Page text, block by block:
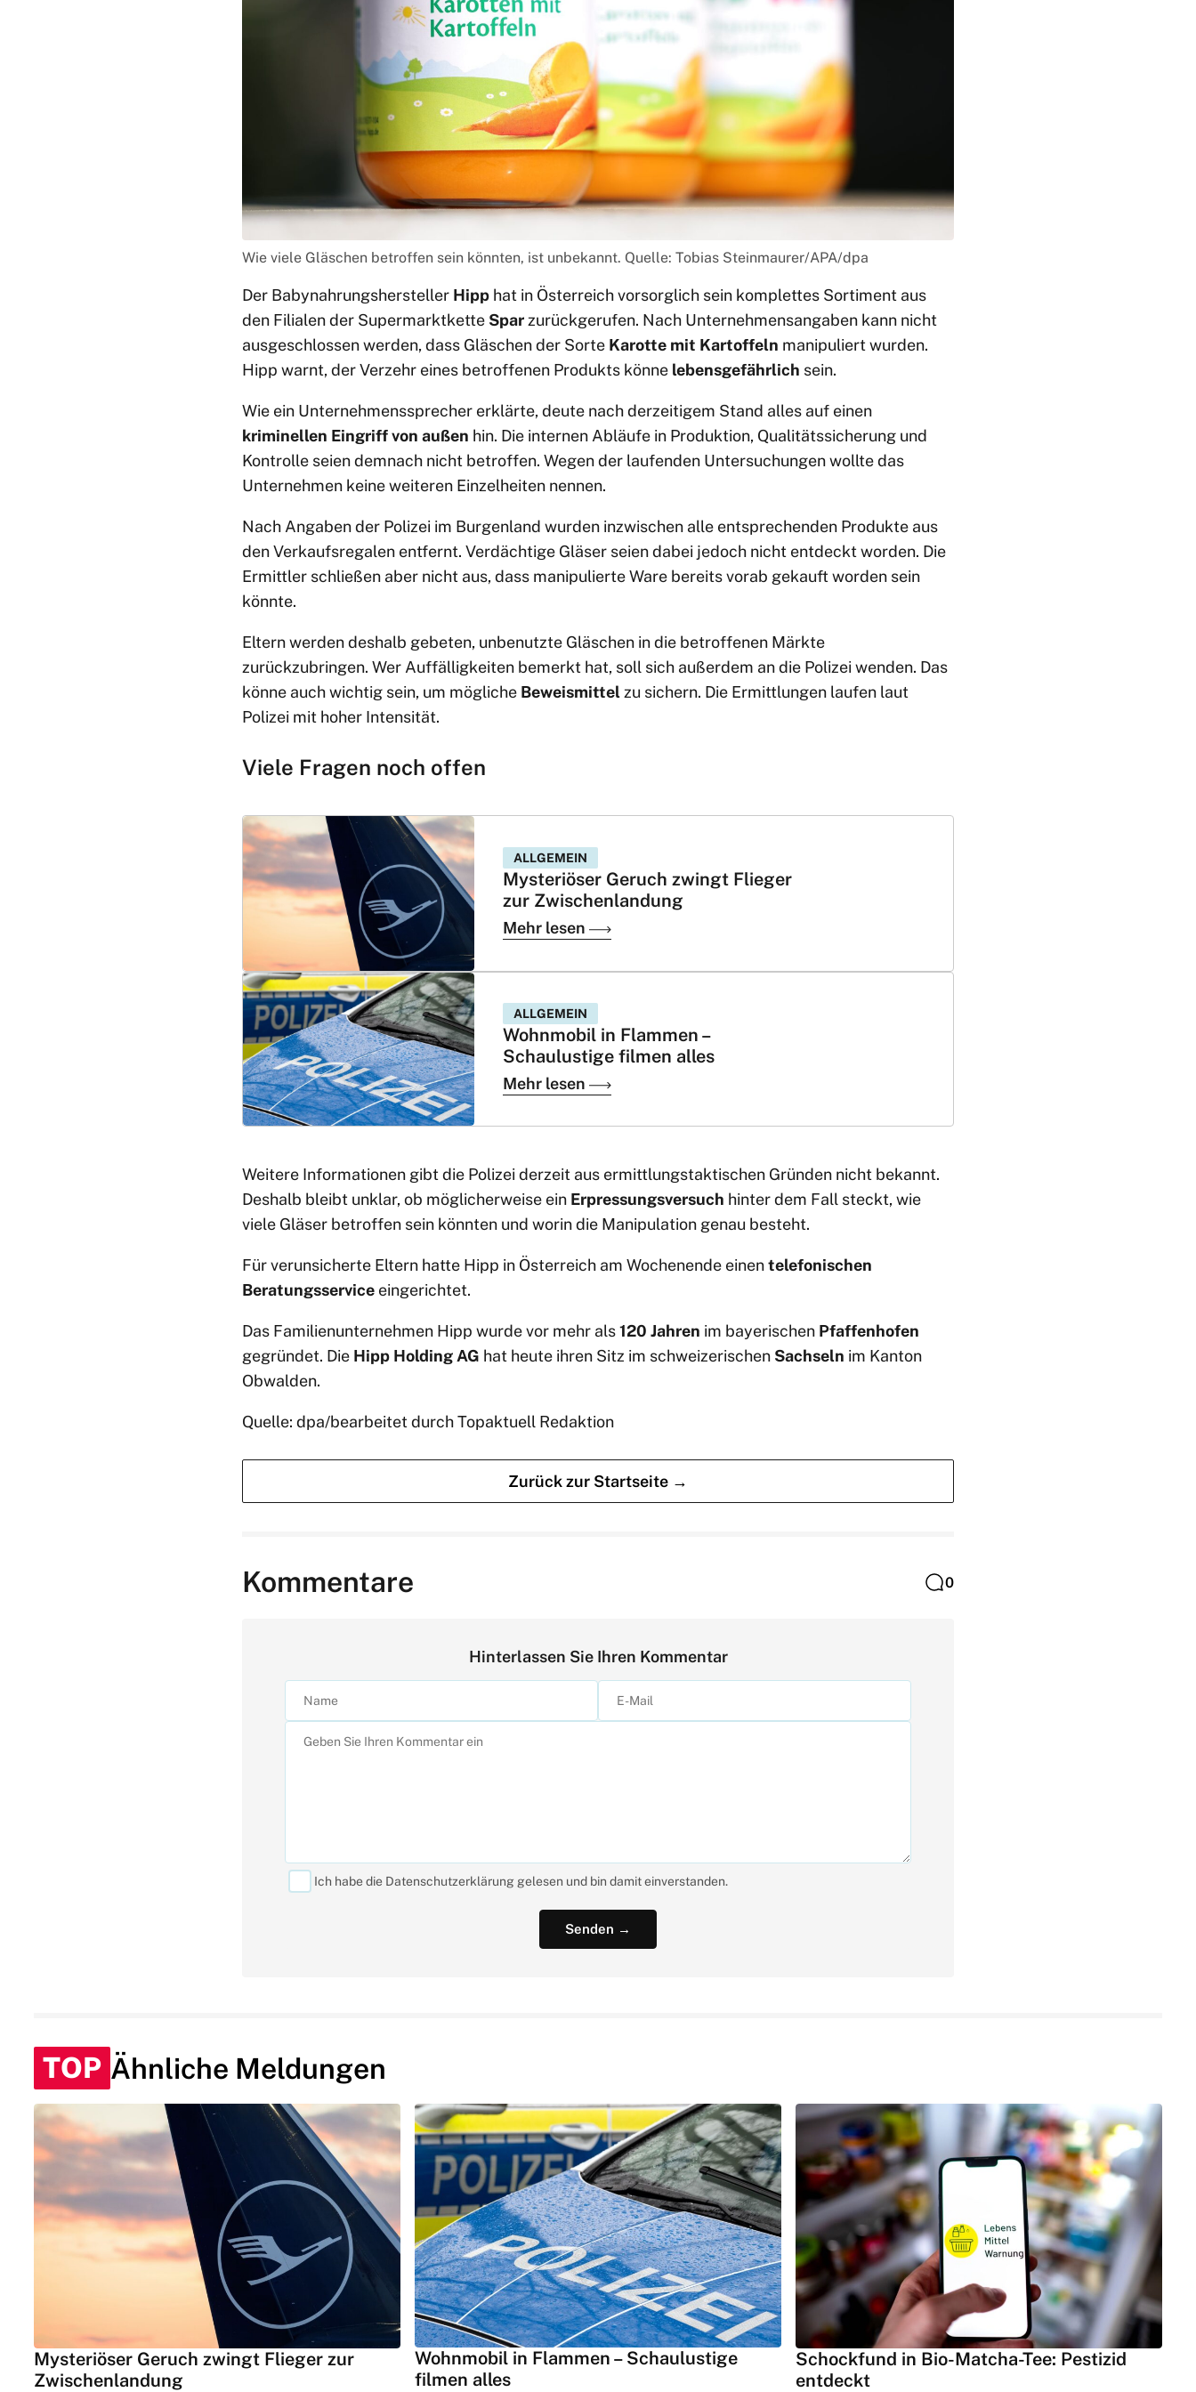
Wie viele Gläschen betroffen sein könnten, ist unbekannt. Quelle: Tobias Steinmaurer/APA/dpa
Der Babynahrungshersteller Hipp hat in Österreich vorsorglich sein komplettes Sortiment aus
den Filialen der Supermarktkette Sparzurückgerufen. Nach Unternehmensangaben kann nicht
ausgeschlossen werden, dass Gläschen der Sorte Karotte mit Kartoffeln manipuliert wurden.
Hipp warnt, der Verzehr eines betroffenen Produkts könne lebensgefährlich sein.
Wie ein Unternehmenssprecher erklärte, deute nach derzeitigem Stand alles auf einen
kriminellen Eingriff von außen hin. Die internen Abläufe in Produktion, Qualitätssicherung und
Kontrolle seien demnach nicht betroffen. Wegen der laufenden Untersuchungen wollte das
Unternehmen keine weiteren Einzelheiten nennen.
Nach Angaben der Polizei im Burgenland wurden inzwischen alle entsprechenden Produkte aus
den Verkaufsregalen entfernt. Verdächtige Gläser seien dabei jedoch nicht entdeckt worden. Die
Ermittler schließen aber nicht aus, dass manipulierte Ware bereits vorab gekauft worden sein
könnte.
Eltern werden deshalb gebeten, unbenutzte Gläschen in die betroffenen Märkte
zurückzubringen. Wer Auffälligkeiten bemerkt hat, soll sich außerdem an die Polizei wenden. Das
könne auch wichtig sein, um mögliche Beweismittelzu sichern. Die Ermittlungen laufen laut
Polizei mit hoher Intensität.
Viele Fragen noch offen
ALLGEMEIN
Mysteriöser Geruch zwingt Flieger
zur Zwischenlandung
Mehr lesen
ALLGEMEIN
Wohnmobil in Flammen –
Schaulustige filmen alles
Mehr lesen
Weitere Informationen gibt die Polizei derzeit aus ermittlungstaktischen Gründen nicht bekannt.
Deshalb bleibt unklar, ob möglicherweise ein Erpressungsversuch hinter dem Fall steckt, wie
viele Gläser betroffen sein könnten und worin die Manipulation genau besteht.
Für verunsicherte Eltern hatte Hipp in Österreich am Wochenende einentelefonischen
Beratungsservice eingerichtet.
Das Familienunternehmen Hipp wurde vor mehr als120 Jahren im bayerischen Pfaffenhofen
gegründet. Die Hipp Holding AG hat heute ihren Sitz im schweizerischen Sachseln im Kanton
Obwalden.
Quelle: dpa/bearbeitet durch Topaktuell Redaktion
Zurück zur Startseite →
Kommentare 0
Hinterlassen Sie Ihren Kommentar
Ich habe die Datenschutzerklärung gelesen und bin damit einverstanden.
TOP Ähnliche Meldungen
Mysteriöser Geruch zwingt Flieger zur
Zwischenlandung
Wohnmobil in Flammen – Schaulustige
filmen alles
Schockfund in Bio-Matcha-Tee: Pestizid
entdeckt